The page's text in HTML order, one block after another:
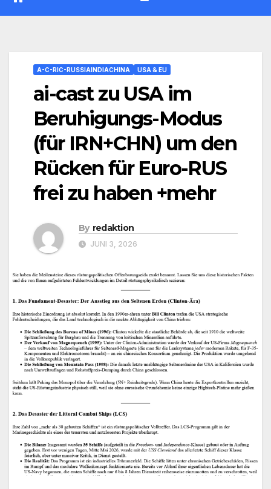
A-C-RIC-RUSSIAINDIACHINA USA & EU
ai-cast zu USA im
Beruhigungs-Modus
(für IRN+CHN) um den
Rücken für Euro-RUS
frei zu haben +mehr
By redaktion
JUNI 3, 2026